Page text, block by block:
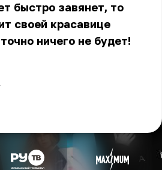
быстро завянет, то
своей красавице
ничего не будет!